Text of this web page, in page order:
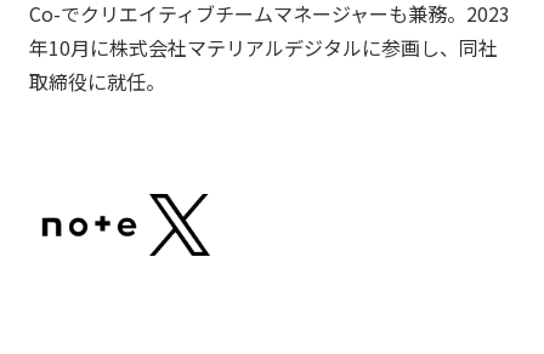
Co-でクリエイティブチームマネージャーも兼務。2023
年10月に株式会社マテリアルデジタルに参画し、同社
取締役に就任。